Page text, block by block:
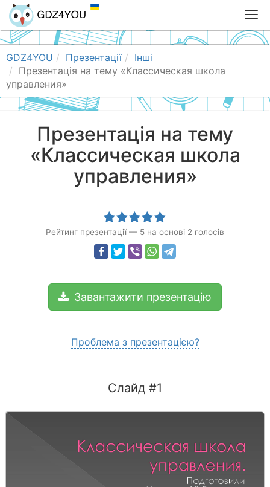
T
o
g
n
a
GDZ4YOU Презентації
Інші
Презентація на тему «Классическая школа
управления»
Презентація на тему
«Классическая школа
управления»
Рейтинг презентації — 5 на основі 2 голосів
Завантажити презентацію
Проблема з презентацією?
Слайд #1